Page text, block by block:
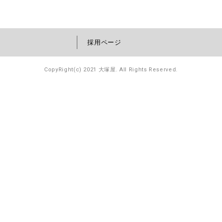
採用ページ
CopyRight(c) 2021 大塚屋. All Rights Reserved.